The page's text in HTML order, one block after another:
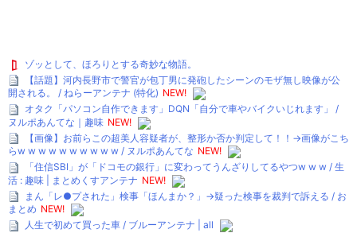
ゾッとして、ほろりとする奇妙な物語。
【話題】河内長野市で警官が包丁男に発砲したシーンのモザ無し映像が公
開される。 / ねらーアンテナ (特化) NEW!
オタク「パソコン自作できます」DQN「自分で車やバイクいじれます」 /
ヌルポあんてな｜趣味 NEW!
【画像】お前らこの超美人容疑者が、整形か否か判定して！！→画像がこち
らw w w w w w w w w w / ヌルポあんてな NEW!
「住信SBI」が「ドコモの銀行」に変わってうんざりしてるやつw w w / 生
活 : 趣味 | まとめくすアンテナ NEW!
まん「レ●プされた」検事「ほんまか？」→疑った検事を裁判で訴える / お
まとめ NEW!
人生で初めて買った車 / ブルーアンテナ | all